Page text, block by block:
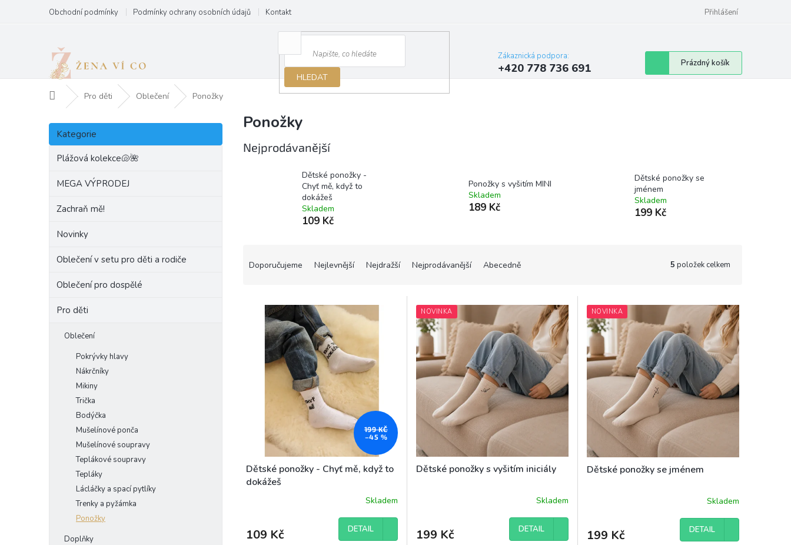
obsah
Obchodní podmínky Podmínky ochrany osobních údajů Kontakt Přihlášení
HLEDAT
Zákaznická podpora:
+420 778 736 691
Nákupní
košík
Prázdný košík
Domů Pro děti Oblečení Ponožky
P
s
Přeskočit
kategorie
Kategorie
Plážová kolekce🐚🌺
MEGA VÝPRODEJ
Zachraň mě!
Novinky
Oblečení v setu pro děti a rodiče
Oblečení pro dospělé
Pro děti
Oblečení
Pokrývky hlavy
Nákrčníky
Mikiny
Trička
Bodýčka
Mušelínové ponča
Mušelínové soupravy
Teplákové soupravy
Tepláky
Lácláčky a spací pytlíky
Trenky a pyžámka
Ponožky
Doplňky
Ponožky
Nejprodávanější
Dětské ponožky -
Chyť mě, když to
dokážeš
Skladem
109 Kč
Ponožky s vyšitím MINI
Skladem
189 Kč
Dětské ponožky se
jménem
Skladem
199 Kč
Doporučujeme Nejlevnější Nejdražší Nejprodávanější Abecedně 5 položek celkem
199 KČ
–45 %
Dětské ponožky - Chyť mě, když to
dokážeš
Skladem
109 Kč DETAIL
NOVINKA
Dětské ponožky s vyšitím iniciály
Skladem
199 Kč DETAIL
NOVINKA
Dětské ponožky se jménem
Skladem
199 Kč DETAIL